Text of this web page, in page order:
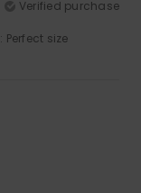
Verified purchase
: Perfect size